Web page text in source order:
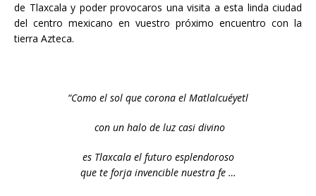
de Tlaxcala y poder provocaros una visita a esta linda ciudad
del centro mexicano en vuestro próximo encuentro con la
tierra Azteca.
“Como el sol que corona el Matlalcuéyetl
con un halo de luz casi divino
es Tlaxcala el futuro esplendoroso
que te forja invencible nuestra fe …